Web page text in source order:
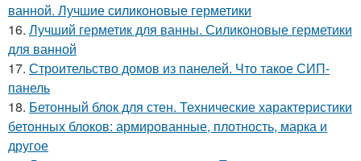
ванной. Лучшие силиконовые герметики
16. Лучший герметик для ванны. Силиконовые герметики
для ванной
17. Строительство домов из панелей. Что такое СИП-
панель
18. Бетонный блок для стен. Технические характеристики
бетонных блоков: армированные, плотность, марка и
другое